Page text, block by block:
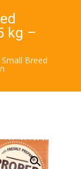
kg –
Breed